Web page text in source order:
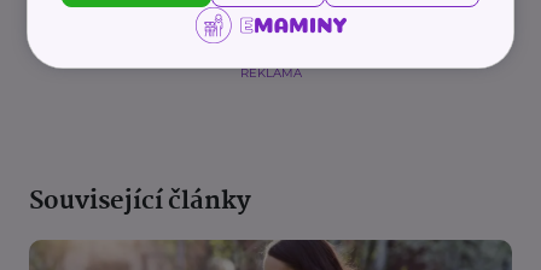
REKLAMA
Související články